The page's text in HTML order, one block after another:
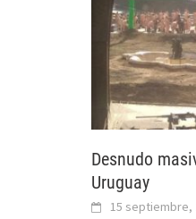
Desnudo
Uruguay
15 septiembre,